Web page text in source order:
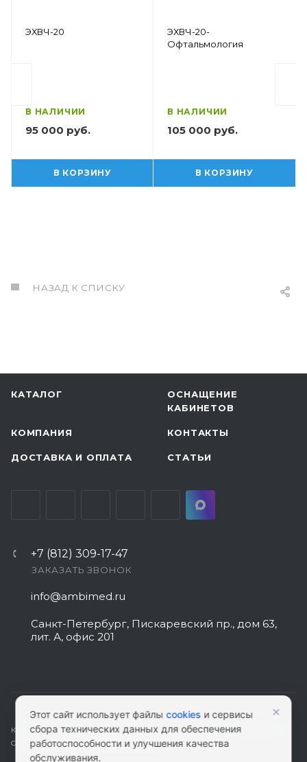
ЭХВЧ-20
В НАЛИЧИИ
95 000 руб.
В КОРЗИНУ
ЭХВЧ-20-
Офтальмология
В НАЛИЧИИ
105 000 руб.
В КОРЗИНУ
НАЗАД К СПИСКУ
КАТАЛОГ
ОСНАЩЕНИЕ
КАБИНЕТОВ
КОМПАНИЯ КОНТАКТЫ
ДОСТАВКА И ОПЛАТА СТАТЬИ
+7 (812) 309-17-47
ЗАКАЗАТЬ ЗВОНОК
info@ambimed.ru
Санкт-Петербург, Пискаревский пр., дом 63,
лит. А, офис 201
КАРТА САЙТА|ПОЛИТИКА КОНФИДЕНЦИАЛЬНОСТИ|СОГЛАСИЕ НА
ОБРАБОТКУ ПЕРСОНАЛЬНЫХ ДАННЫХ
Этот сайт использует файлыcookies и сервисы
сбора технических данных для обеспечения
работоспособности и улучшения качества
обслуживания.
×